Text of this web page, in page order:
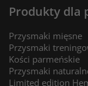
Produkty dla
Przysmaki mięsne
Przysmaki
Kości parmeńskie
Przysmaki
Limited edition